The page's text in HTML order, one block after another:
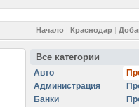
Начало | Краснодар |
Все категории
Авто
Администрация
Банки